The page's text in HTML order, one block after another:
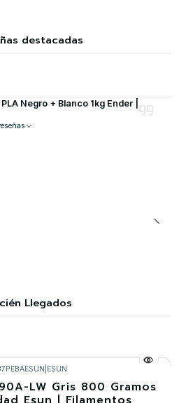
destacadas
Negro + Blanco 1kg Ender |
reseñas
Llegados
ESUN
LW Gris 800 Gramos